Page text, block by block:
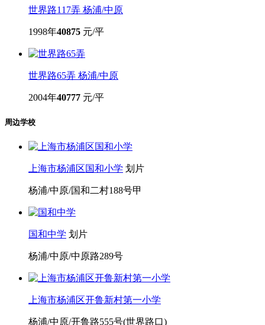
1994年42463元/平
世界路117弄 杨浦/中原
1998年40875元/平
世界路65弄
2004年40777元/平
周边学校
上海市杨浦区国和小学
杨浦/中原/国和二村188号甲
国和中学 划片
杨浦/中原/中原路289号